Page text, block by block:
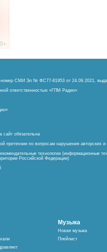
СМИ Эл № ФС77-81953 от 24.09.2021,
ответственностью «ГПМ Радио»
сайт обязательна
претензии по вопросам нарушения авторских
технологии (информационные
Российской Федерации)
Музыка
Новая музыка
Плейлист